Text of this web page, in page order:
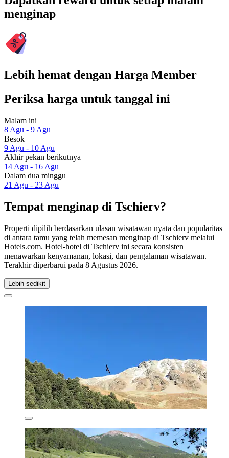
menginap
Lebih hemat dengan Harga Member
Periksa harga untuk tanggal ini
Malam ini
8 Agu - 9 Agu
Besok
9 Agu - 10 Agu
Akhir pekan berikutnya
14 Agu - 16 Agu
Dalam dua minggu
21 Agu - 23 Agu
Tempat menginap di Tschierv?
Properti dipilih berdasarkan ulasan wisatawan nyata dan popularitas
di antara tamu yang telah memesan menginap di Tschierv melalui
Hotels.com. Hotel-hotel di Tschierv ini secara konsisten
menawarkan kenyamanan, lokasi, dan pengalaman wisatawan.
Terakhir diperbarui pada 8 Agustus 2026.
Lebih sedikit